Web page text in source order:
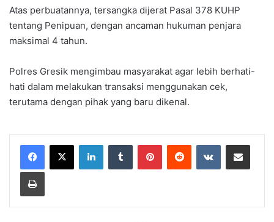
Atas perbuatannya, tersangka dijerat Pasal 378 KUHP
tentang Penipuan, dengan ancaman hukuman penjara
maksimal 4 tahun.
Polres Gresik mengimbau masyarakat agar lebih berhati-
hati dalam melakukan transaksi menggunakan cek,
terutama dengan pihak yang baru dikenal.
LinkedInTumblr PinterestReddit VKontakteShare via Email
Print